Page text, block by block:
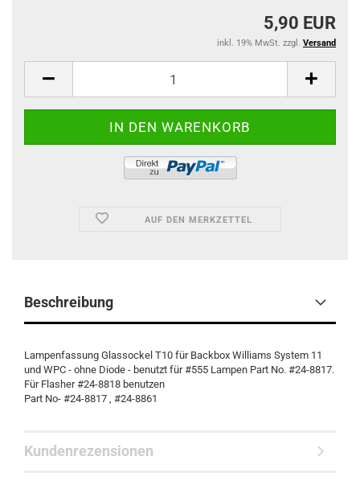
5,90 EUR
inkl. 19% MwSt. zzgl. Versand
AUF DEN MERKZETTEL
Beschreibung
Lampenfassung Glassockel T10 für Backbox Williams System 11
und WPC - ohne Diode - benutzt für #555 Lampen Part No. #24-8817.
Für Flasher #24-8818 benutzen
Part No- #24-8817 , #24-8861
Kundenrezensionen